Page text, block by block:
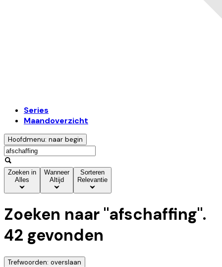
Series
Maandoverzicht
Hoofdmenu: naar begin
Zoeken in
Alles
Wanneer
Altijd
Sorteren
Relevantie
Zoeken naar "afschaffing".
42 gevonden
Trefwoorden: overslaan